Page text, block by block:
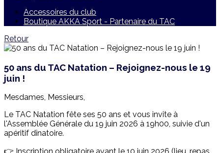
Accessoires du club
Boutique AKKA Sport - Partenaire du TAC
Retour
50 ans du TAC Natation – Rejoignez-nous le 19
juin !
Mesdames, Messieurs,
Le TAC Natation fête ses 50 ans et vous invite à
l'Assemblée Générale du 19 juin 2026 à 19h00, suivie d'un
apéritif dînatoire.